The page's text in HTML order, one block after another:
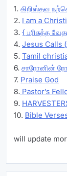
1. கிறிஸ்தவ
2. I am a
3. { பரிசுத்த
4. Jesus Calls
5. Tamil
6. சாரோனின்
7. Praise God
8. Pastor’s
9.
10. Bible
will update